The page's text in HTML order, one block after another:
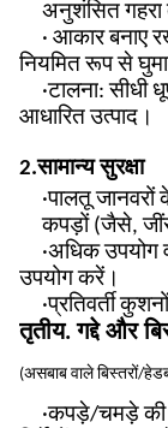
अनुशंसित गहरा
· आकार बनाए
नियमित रूप से
·टालना: सीधी
आधारित उत्पाद।
2.सामान्य सुरक्षा
·पालतू
कपड़ों (जैसे,
·अधिक उपयोग
उपयोग करें।
·प्रतिवर्ती
तृतीय. गद्दे और
(असबाब वाले बिस्तरों/
·कपड़े/चमड़े की